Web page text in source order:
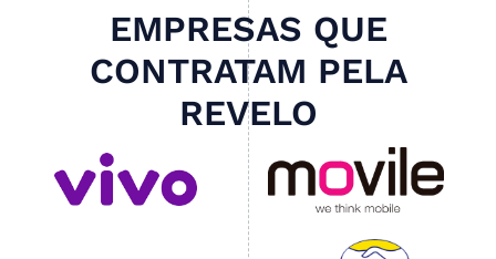
EMPRESAS QUE
CONTRATAM PELA
REVELO